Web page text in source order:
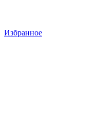
Избранное